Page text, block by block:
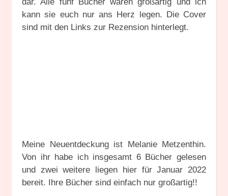
kann sie euch nur ans Herz legen. Die Cover
sind mit den Links zur Rezension hinterlegt.
Meine Neuentdeckung ist Melanie Metzenthin.
Von ihr habe ich insgesamt 6 Bücher gelesen
und zwei weitere liegen hier für Januar 2022
bereit. Ihre Bücher sind einfach nur großartig!!